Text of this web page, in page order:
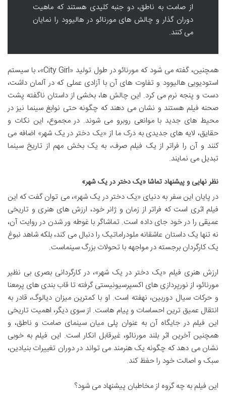
از صامت به ناطق، دو جنبه کلیدی هستند که ماهیت
دوران گذار و چالش های مورنائو در هالیوود را نمایان
می کنند.
همچنین، گفته می شود که مورنائو در طول تولید «City Girl»، با سیستم
استودیویی هالیوود و تفاوت های آن با آزادی عملی که در آلمان داشت،
دست و پنجه نرم می کرد. این چالش ها، بخشی از داستان ناگفته پشت
صحنه فیلم هستند و نشان می دهند که چگونه حتی نوابغ سینما نیز در
محیط های جدید با موانعی روبرو می شوند. در مجموع، این نکات و
حقایق، لایه های جدیدی به درک ما از «یک دختر در یک شهر» اضافه می
کنند و آن را فراتر از یک فیلم صرف، به یک بخش مهم از تاریخ سینما
تبدیل می نمایند.
نظر نهایی و پیشنهاد تماشا «یک دختر در یک شهر»
در پایان این سفر به دنیای «یک دختر در یک شهر»، می توان گفت که این
فیلم اثری است که فراتر از زمان و ژانر خود، ارزش های هنری و تاریخی
عمیقی را در خود جای داده است. تماشاگر با غوطه ور شدن در روایت آن،
نه تنها یک داستان عاشقانه ملودراماتیک را دنبال می کند، بلکه شاهد نبوغ
یک کارگردان برجسته در مواجهه با تحولات بزرگ سینماست.
ارزش هنری فیلم «یک دختر در یک شهر»، در کارگردانی بصری بی نظیر
مورنائو، از نورپردازی های اکسپرسیونیستی گرفته تا قاب بندی های پرمعنا
و حرکات سیال دوربین، نهفته است. او با کمترین میزان دیالوگ، قادر به
انتقال عمیق ترین احساسات و پیام هاست. از سوی دیگر، اهمیت تاریخی
این فیلم در جایگاه آن به عنوان پلی میان سینمای صامت و ناطق، و
همچنین آخرین اثر بلند مورنائو، غیرقابل انکار است. این فیلم به خوبی
نشان می دهد که چگونه یک هنرمند می تواند در دوران تغییرات بنیادین،
سبک و اصالت خود را حفظ کند.
این فیلم به چه گروه از مخاطبان پیشنهاد می شود؟